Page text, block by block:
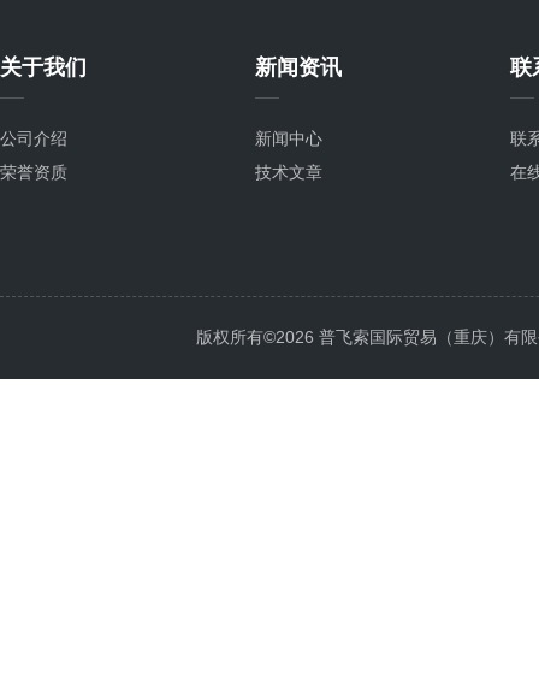
关于我们
公司介绍
荣誉资质
新闻资讯
新闻中心
技术文章
联
联
在
版权所有©2026 普飞索国际贸易（重庆）有